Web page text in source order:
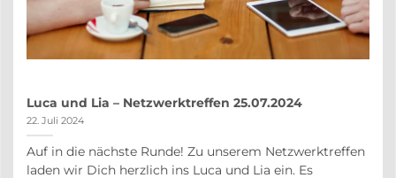
Luca und Lia – Netzwerktreffen 25.07.2024
22. Juli 2024
Auf in die nächste Runde! Zu unserem Netzwerktreffen
laden wir Dich herzlich ins Luca und Lia ein. Es